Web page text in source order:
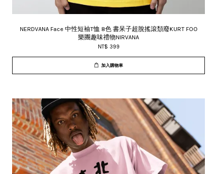
NERDVANA Face 中性短袖T恤 8色 書呆子超脫搖滾頹廢KURT FOO
樂團趣味禮物NIRVANA
NT$ 399
加入購物車